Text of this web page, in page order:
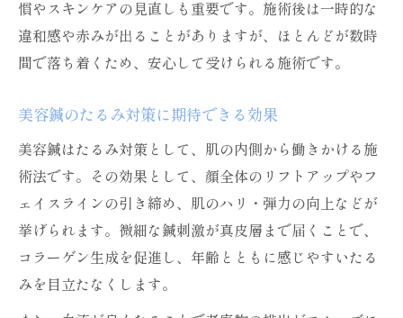
慣やスキンケアの見直しも重要です。施術後は一時的な
違和感や赤みが出ることがありますが、ほとんどが数時
間で落ち着くため、安心して受けられる施術です。
美容鍼のたるみ対策に期待できる効果
美容鍼はたるみ対策として、肌の内側から働きかける施
術法です。その効果として、顔全体のリフトアップやフ
ェイスラインの引き締め、肌のハリ・弾力の向上などが
挙げられます。微細な鍼刺激が真皮層まで届くことで、
コラーゲン生成を促進し、年齢とともに感じやすいたる
みを目立たなくします。